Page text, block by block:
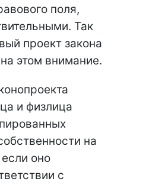
поля,
Так
проект закона
этом внимание.
и физлица
на
оно
с